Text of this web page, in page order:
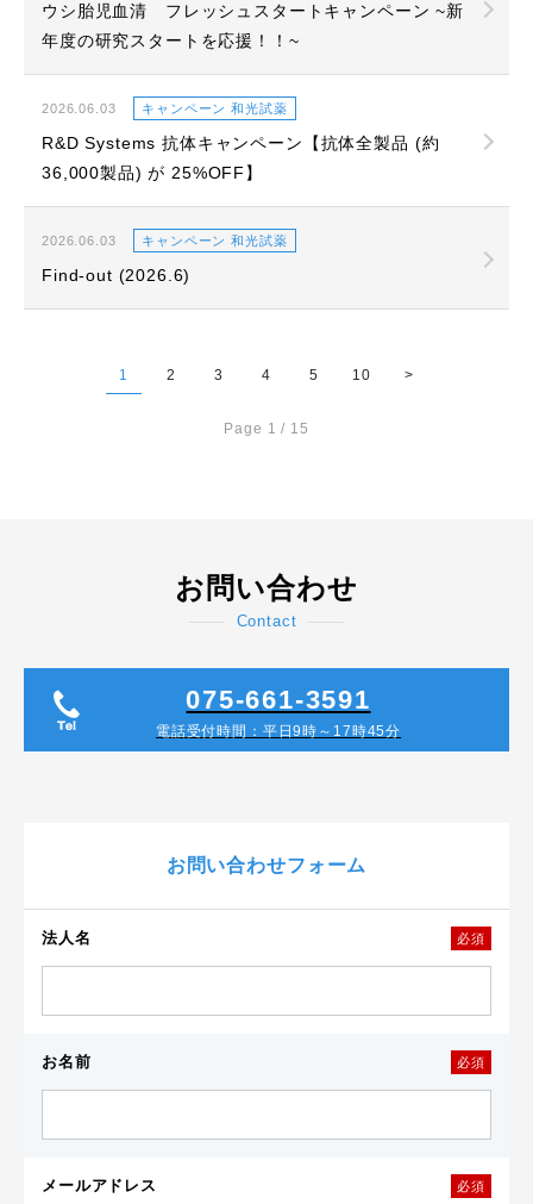
ウシ胎児血清 フレッシュスタートキャンペーン ~新
年度の研究スタートを応援！！~
2026.06.03 キャンペーン 和光試薬
R&D Systems 抗体キャンペーン【抗体全製品 (約
36,000製品) が 25%OFF】
2026.06.03 キャンペーン 和光試薬
Find-out (2026.6)
Page 1 / 15
1 2 3 4 5 10 >
お問い合わせ
Contact
075-661-3591
電話受付時間：平日9時～17時45分
お問い合わせフォーム
法人名 必須
お名前 必須
メールアドレス 必須